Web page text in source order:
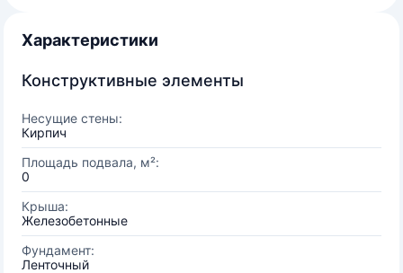
Характеристики
Конструктивные элементы
Несущие стены:
Кирпич
Площадь подвала, м²:
0
Крыша:
Железобетонные
Фундамент:
Ленточный